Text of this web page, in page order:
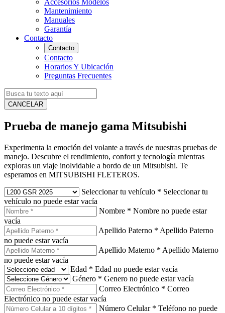
Accesorios Modelos
Mantenimiento
Manuales
Garantía
Contacto
Contacto
Contacto
Horarios Y Ubicación
Preguntas Frecuentes
CANCELAR
Prueba de manejo gama Mitsubishi
Experimenta la emoción del volante a través de nuestras pruebas de
manejo. Descubre el rendimiento, confort y tecnología mientras
exploras un viaje inolvidable a bordo de un Mitsubishi. Te
esperamos en MITSUBISHI FLETEROS.
Seleccionar tu vehículo * Seleccionar tu
vehículo no puede estar vacía
Nombre * Nombre no puede estar
vacía
Apellido Paterno * Apellido Paterno
no puede estar vacía
Apellido Materno * Apellido Materno
no puede estar vacía
Edad * Edad no puede estar vacía
Género * Genero no puede estar vacía
Correo Electrónico * Correo
Electrónico no puede estar vacía
Número Celular * Teléfono no puede